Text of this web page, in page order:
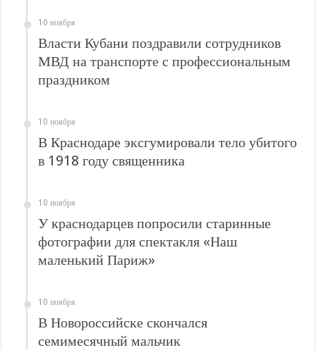
Важные правила обращения в вашу страховую компанию
В городах и районах Кубани отметили День России
Стартовал прием заявок на 20-й юбилейный молодежный форум «Регион 93»
10 ноября
Власти Кубани поздравили сотрудников
МВД на транспорте с профессиональным
праздником
10 ноября
В Краснодаре эксгумировали тело убитого
в 1918 году священника
10 ноября
У краснодарцев попросили старинные
фотографии для спектакля «Наш
маленький Париж»
10 ноября
В Новороссийске скончался
семимесячный мальчик